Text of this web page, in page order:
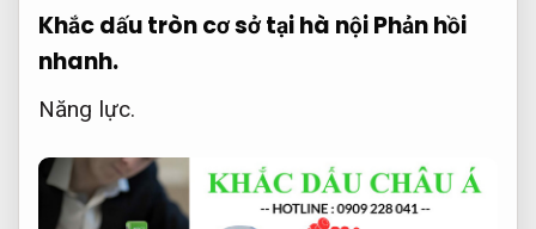
Khắc dấu tròn cơ sở tại hà nộiPhản hồi
nhanh.
Năng lực.